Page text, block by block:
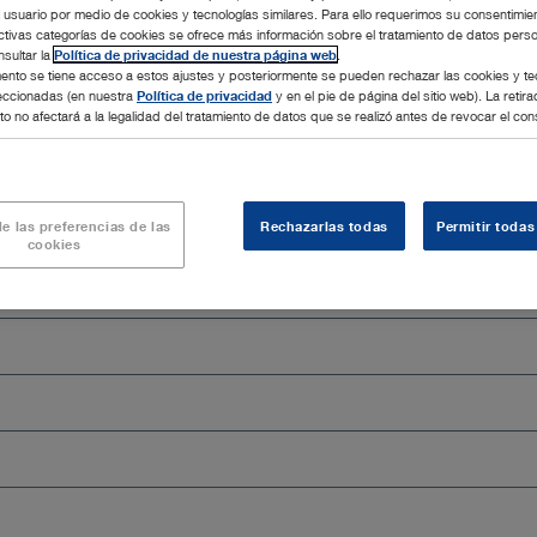
productos en un nuevo formato interactivo. Si todavía no
por medio de cookies y tecnologías similares. Para ello requerimos su
categorías de cookies se ofrece más información sobre el tratamiento de datos
la Política de privacidad de nuestra página web
se tiene acceso a estos ajustes y posteriormente se pueden rechazar las cookies y
(en nuestra Política de privacidad y en el pie de página del sitio web). La
no afectará a la legalidad del tratamiento de datos que se realizó antes de revocar el
las preferencias de las
cookies
Rechazarlas todas Permitir